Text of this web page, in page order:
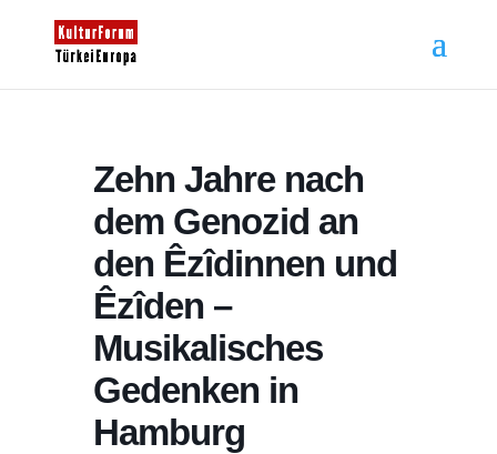
Zehn Jahre nach
dem Genozid an
den Êzîdinnen und
Êzîden –
Musikalisches
Gedenken in
Hamburg